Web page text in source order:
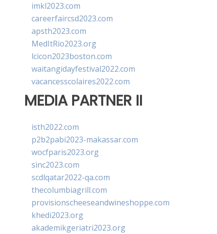
imkl2023.com
careerfaircsd2023.com
apsth2023.com
MedItRio2023.org
lcicon2023boston.com
waitangidayfestival2022.com
vacancesscolaires2022.com
MEDIA PARTNER II
isth2022.com
p2b2pabi2023-makassar.com
wocfparis2023.org
sinc2023.com
scdlqatar2022-qa.com
thecolumbiagrill.com
provisionscheeseandwineshoppe.com
khedi2023.org
akademikgeriatri2023.org